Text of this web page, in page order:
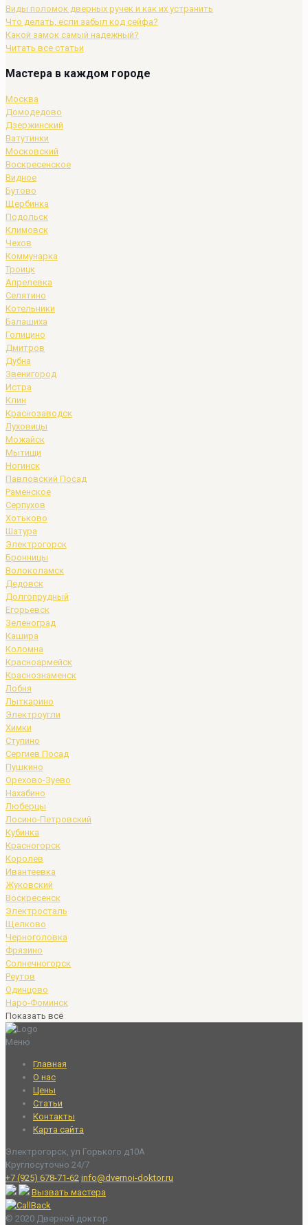
Виды поломок дверных ручек и как их устранить
Что делать, если забыл код сейфа?
Какой замок самый надежный?
Читать все статьи
Мастера в каждом городе
Москва
Домодедово
Дзержинский
Ватутинки
Московский
Воскресенское
Видное
Бутово
Щербинка
Подольск
Климовск
Чехов
Коммунарка
Троицк
Апрелевка
Селятино
Котельники
Балашиха
Голицино
Дмитров
Дубна
Звенигород
Истра
Клин
Краснозаводск
Луховицы
Можайск
Мытищи
Ногинск
Павловский Посад
Раменское
Серпухов
Хотьково
Шатура
Электрогорск
Бронницы
Волоколамск
Дедовск
Долгопрудный
Егорьевск
Зеленоград
Кашира
Коломна
Красноармейск
Краснознаменск
Лобня
Лыткарино
Электроугли
Химки
Ступино
Сергиев Посад
Пушкино
Орехово-Зуево
Нахабино
Люберцы
Лосино-Петровский
Кубинка
Красногорск
Королев
Ивантеевка
Жуковский
Воскресенск
Электросталь
Щелково
Черноголовка
Фрязино
Солнечногорск
Реутов
Одинцово
Наро-Фоминск
Показать всё
Меню
Главная
О нас
Цены
Статьи
Контакты
Карта сайта
Электрогорск, ул Горького д10А
Круглосуточно 24/7
+7 (925) 678-71-62 info@dvernoi-doktor.ru
Вызвать мастера
© 2020 Дверной доктор